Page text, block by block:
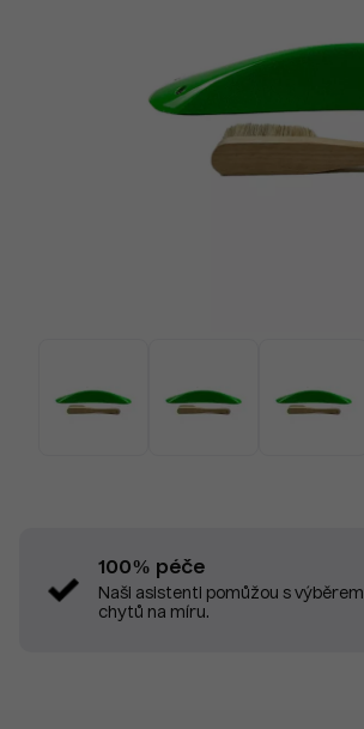
100% péče
Naši asistenti pomůžou s výběrem
chytů na míru.